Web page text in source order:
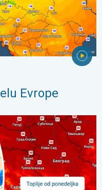
Evrope
toplije. Nastavlja se